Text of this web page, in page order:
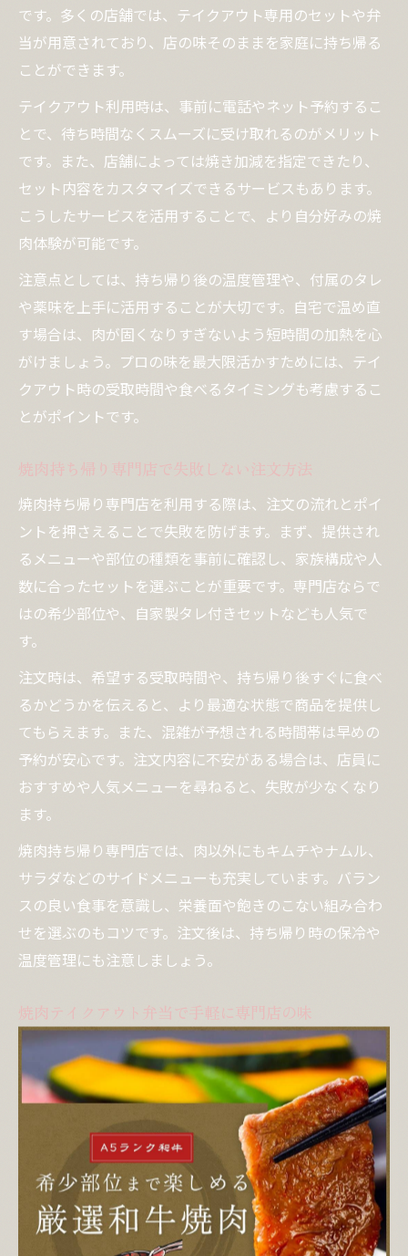
です。多くの店舗では、テイクアウト専用のセットや弁
当が用意されており、店の味そのままを家庭に持ち帰る
ことができます。
テイクアウト利用時は、事前に電話やネット予約するこ
とで、待ち時間なくスムーズに受け取れるのがメリット
です。また、店舗によっては焼き加減を指定できたり、
セット内容をカスタマイズできるサービスもあります。
こうしたサービスを活用することで、より自分好みの焼
肉体験が可能です。
注意点としては、持ち帰り後の温度管理や、付属のタレ
や薬味を上手に活用することが大切です。自宅で温め直
す場合は、肉が固くなりすぎないよう短時間の加熱を心
がけましょう。プロの味を最大限活かすためには、テイ
クアウト時の受取時間や食べるタイミングも考慮するこ
とがポイントです。
焼肉持ち帰り専門店で失敗しない注文方法
焼肉持ち帰り専門店を利用する際は、注文の流れとポイ
ントを押さえることで失敗を防げます。まず、提供され
るメニューや部位の種類を事前に確認し、家族構成や人
数に合ったセットを選ぶことが重要です。専門店ならで
はの希少部位や、自家製タレ付きセットなども人気で
す。
注文時は、希望する受取時間や、持ち帰り後すぐに食べ
るかどうかを伝えると、より最適な状態で商品を提供し
てもらえます。また、混雑が予想される時間帯は早めの
予約が安心です。注文内容に不安がある場合は、店員に
おすすめや人気メニューを尋ねると、失敗が少なくなり
ます。
焼肉持ち帰り専門店では、肉以外にもキムチやナムル、
サラダなどのサイドメニューも充実しています。バラン
スの良い食事を意識し、栄養面や飽きのこない組み合わ
せを選ぶのもコツです。注文後は、持ち帰り時の保冷や
温度管理にも注意しましょう。
焼肉テイクアウト弁当で手軽に専門店の味
焼肉テイクアウト弁当は、忙しい日やランチタイム、急
な会食などにぴったりの選択肢です。専門店の味がその
まま詰まった弁当は、肉のグレードや部位ごとの食感、
彩り豊かな副菜のバランスが魅力です。近くの焼肉店で
は、ランチ限定や数量限定の特製弁当も人気を集めてい
ます。
テイクアウト弁当を選ぶ際は、肉の量や部位、付け合わ
せの内容を確認し、自分や家族の好みに合うものを選ぶ